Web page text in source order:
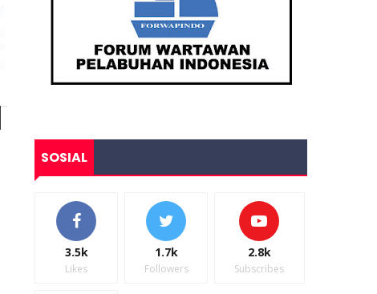
SOSIAL
3.5k
Likes
1.7k
Followers
2.8k
Subscribes